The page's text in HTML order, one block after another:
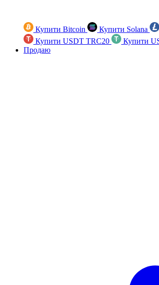
Купити Bitcoin Купити Solana
Купити USDT TRC20
Купити
Продаю